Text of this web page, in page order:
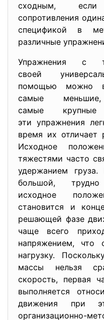
сходным,
сопротивления
спецификой в
различные
Упражнения с
своей
помощью можно
самые
самые
эти упражнения
время их отличает
Исходное
тяжестями часто
удержанием
большой,
исходное
становится и
решающей фазе
чаще всего
напряжением, что
нагрузку.
массы нельзя
скорость, первая
выполняется
движения при
организационно-